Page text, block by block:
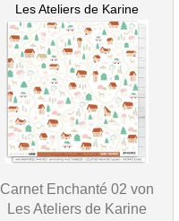
Les Ateliers de Karine
Carnet Enchanté 02 von
Les Ateliers de Karine